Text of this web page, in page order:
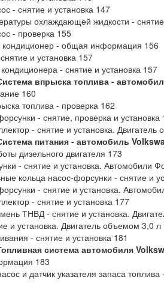
- снятие и установка 147
охлаждающей жидкости -
- проверка 155
кондиционер - общая информация 156
и установка 157
- снятие и установка 157
впрыска топлива -
160
топлива - проверка 162
- снятие, проверка и установка
- снятие и установка.
питания - автомобиль
дизельного двигателя 173
- снятие и установка. Автомобили
кольца насос-форсунки - снятие и
- снятие и установка.
- снятие и установка 177
ТНВД - снятие и установка.
и установка. Двигатель объемом 3,0 л
- снятие и установка 181
система автомобиля
183
и датчик указателя запаса топлива